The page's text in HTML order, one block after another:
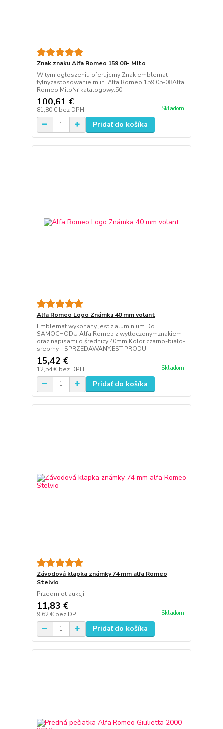
Znak znaku Alfa Romeo 159 08- Mito
W tym ogłoszeniu oferujemy:Znak emblemat
tylnyzastosowanie m.in.:Alfa Romeo 159 05-08Alfa
Romeo MitoNr katalogowy:50
100,61 €
81,80 € bez DPH Skladom
Pridať do košíka
Alfa Romeo Logo Známka 40 mm volant
Emblemat wykonany jest z aluminium.Do
SAMOCHODU Alfa Romeo z wytłoczonymznakiem
oraz napisami o średnicy 40mm.Kolor czarno-biało-
srebrny - SPRZEDAWANYJEST PRODU
15,42 €
12,54 € bez DPH Skladom
Pridať do košíka
Závodová klapka známky 74 mm alfa Romeo
Stelvio
Przedmiot aukcji
11,83 €
9,62 € bez DPH Skladom
Pridať do košíka